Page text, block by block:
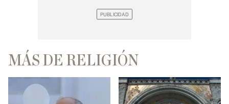
MÁS DE RELIGIÓN